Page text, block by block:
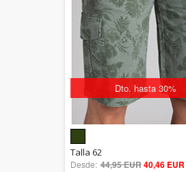
Dto. hasta 30%
Dto. hasta 30%
out of 5
Talla 62
Desde: 44,95 EUR40,46 EUR